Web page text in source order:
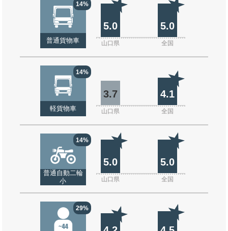
14%
普通貨物車
5.0 5.0
山口県 全国
14%
軽貨物車
3.7 4.1
山口県 全国
14%
普通自動二輪
小
5.0 5.0
山口県 全国
29%